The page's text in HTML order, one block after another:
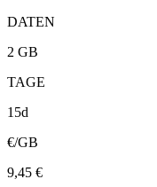
DATEN
2 GB
TAGE
15d
€/GB
9,45 €